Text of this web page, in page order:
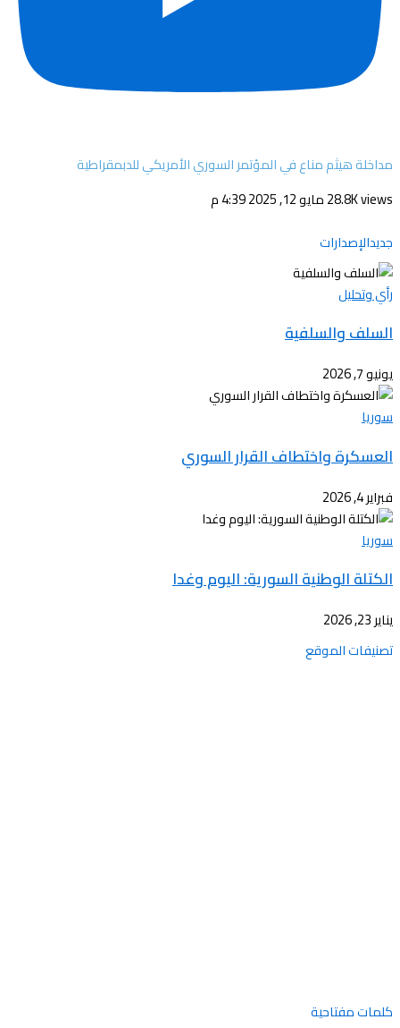
مداخلة هيثم مناع في المؤتمر السوري الأمريكي للدبمقراطية
28.8K viewsمايو 12, 2025 4:39 م
جديدالإصدارات
رأي وتحليل
السلف والسلفية
يونيو 7, 2026
سوريا
العسكرة واختطاف القرار السوري
فبراير 4, 2026
سوريا
الكتلة الوطنية السورية: اليوم وغدا
يناير 23, 2026
تصنيفات الموقع
كلمات مفتاحية